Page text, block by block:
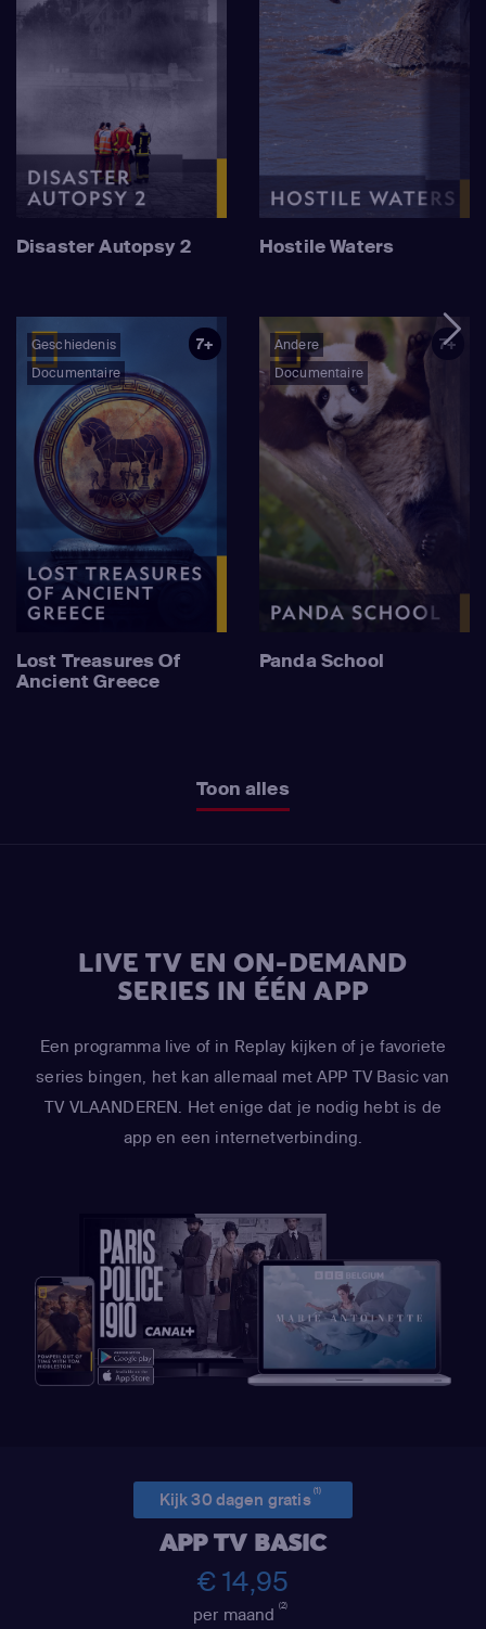
Disaster Autopsy 2 Hostile Waters
Geschiedenis
Documentaire
7+
Lost Treasures Of
Ancient Greece
Andere
Documentaire
7+
Panda School
Toon alles
LIVE TV EN ON-DEMAND
SERIES IN ÉÉN APP
Een programma live of in Replay kijken of je favoriete
series bingen, het kan allemaal met APP TV Basic van
TV VLAANDEREN. Het enige dat je nodig hebt is de
app en een internetverbinding.
Kijk 30 dagen gratis(1)
APP TV BASIC
€ 14,95
per maand(2)